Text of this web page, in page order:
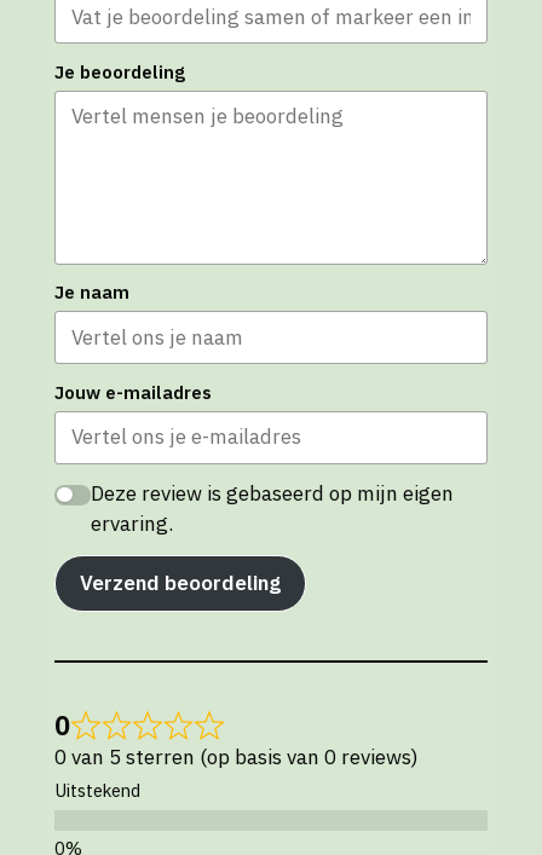
Je beoordeling
Je naam
Jouw e-mailadres
Deze review is gebaseerd op mijn eigen
ervaring.
Verzend beoordeling
0
0 van 5 sterren (op basis van 0 reviews)
Uitstekend